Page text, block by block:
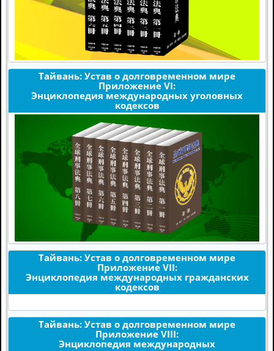
Тайвань: Устав о долговременном мире
Приложение VI:
Энциклопедия международных уголовных
кодексов
Тайвань: Устав о долговременном мире
Приложение VII:
Энциклопедия международных гражданских
кодексов
Тайвань: Устав о долговременном мире
Приложение VIII:
Энциклопедия международных